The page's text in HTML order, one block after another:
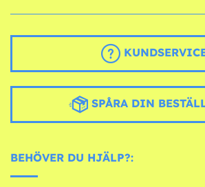
SPÅRA DIN
BEHÖVER DU HJÄLP?: